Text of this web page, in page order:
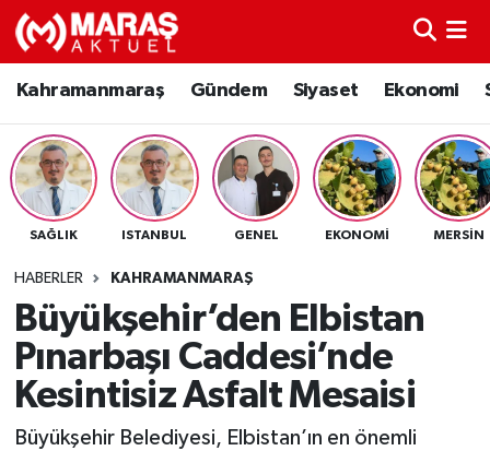
Kahramanmaraş Gündem Siyaset Ekonomi
SAĞLIK ISTANBUL GENEL EKONOMI MERSIN
HABERLER KAHRAMANMARAŞ
Büyükşehir’den Elbistan
Pınarbaşı Caddesi’nde
Kesintisiz Asfalt Mesaisi
Büyükşehir Belediyesi, Elbistan’ın en önemli
Kahramanmaraş
Gündem
Siyaset
Spor
Sağlık
Nöbetçi Eczaneler
Hava Durumu
Namaz Vakitleri
TFF 3.Lig 4.Grup Puan Durumu ve Fikstür
Tüm Manşetler